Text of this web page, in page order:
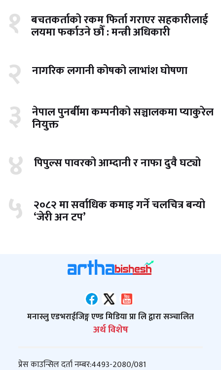
१ बचतकर्ताको रकम फिर्ता गराएर सहकारीलाई
लयमा फर्काउने छौँ : मन्त्री अधिकारी
२ नागरिक लगानी कोषको लाभांश घोषणा
३ नेपाल पुनर्बीमा कम्पनीको सञ्चालकमा प्याकुरेल
नियुक्त
४ पिपुल्स पावरको आम्दानी र नाफा दुवै घट्यो
५ २०८२ मा सर्वाधिक कमाइ गर्ने चलचित्र बन्यो
‘जेरी अन टप’
मनास्लु एडभराईजिङ्ग एण्ड मिडिया प्रा लि द्वारा सञ्‍चालित
अर्थ विशेष
प्रेस काउन्सिल दर्ता नम्बर:4493-2080/081